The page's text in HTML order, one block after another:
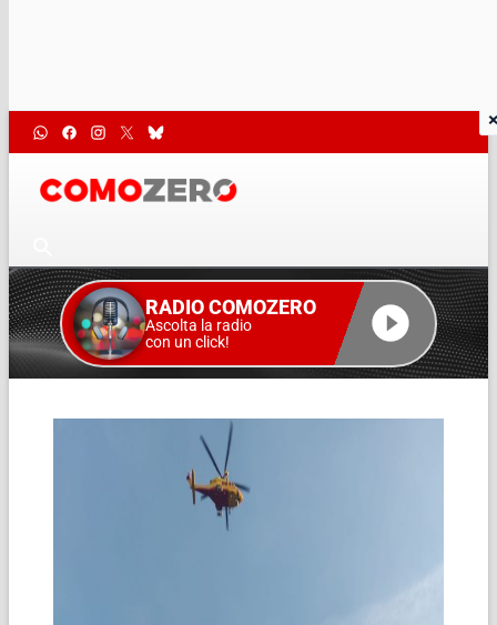
RADIO COMOZERO
Ascolta la radio
con un click!